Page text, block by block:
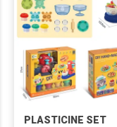
PLASTICINE SET